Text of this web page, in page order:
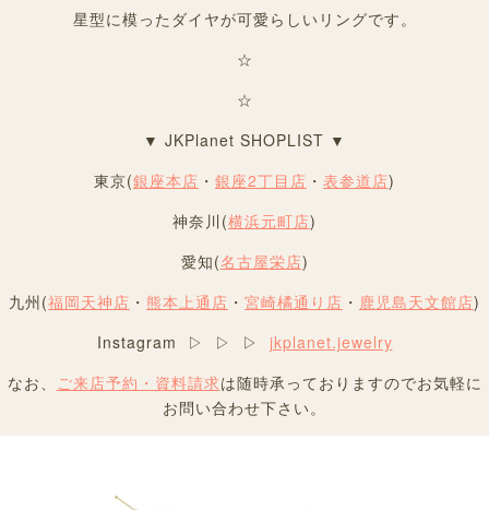
星型に模ったダイヤが可愛らしいリングです。
☆
☆
▼ JKPlanet SHOPLIST ▼
東京(銀座本店 ・ 銀座2丁目店 ・ 表参道店)
神奈川(横浜元町店)
愛知(名古屋栄店)
九州(福岡天神店 ・ 熊本上通店 ・ 宮崎橘通り店 ・ 鹿児島天文館店)
Instagram ▷ ▷ ▷ jkplanet.jewelry
なお、
ご来店予約・資料請求は随時承っておりますのでお気軽に
お問い合わせ下さい。